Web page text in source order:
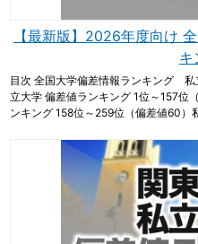
【最新版】2026年度向け
キ
目次 全国大学偏差情報ランキング 私
立大学 偏差値ランキング 1位～157位
ンキング 158位～259位（偏差値60）